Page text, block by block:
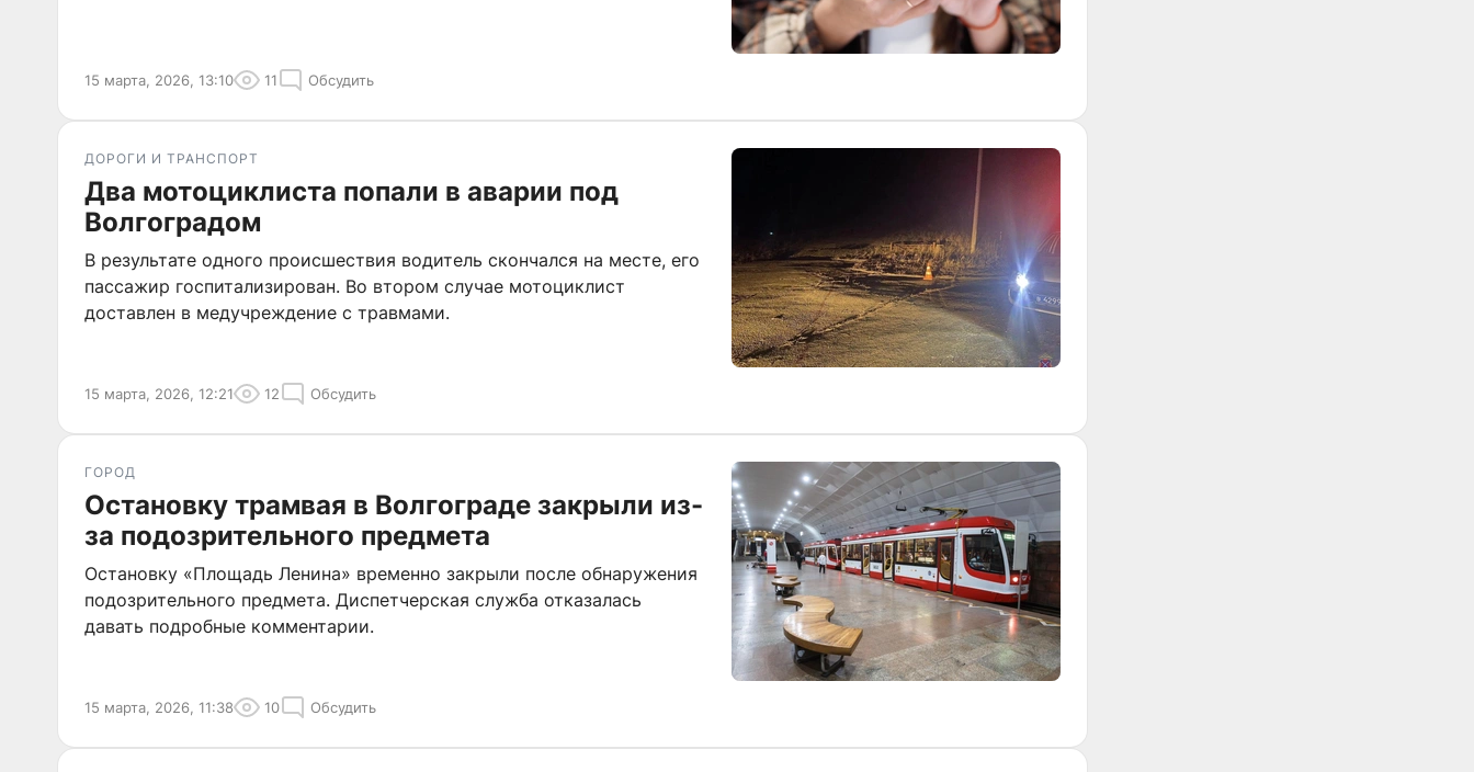
15 марта, 2026, 13:10 11 Обсудить
ДОРОГИ И ТРАНСПОРТ
Два мотоциклиста попали в аварии под
Волгоградом
В результате одного происшествия водитель скончался на месте, его
пассажир госпитализирован. Во втором случае мотоциклист
доставлен в медучреждение с травмами.
15 марта, 2026, 12:21 12 Обсудить
ГОРОД
Остановку трамвая в Волгограде закрыли из-
за подозрительного предмета
Остановку «Площадь Ленина» временно закрыли после обнаружения
подозрительного предмета. Диспетчерская служба отказалась
давать подробные комментарии.
15 марта, 2026, 11:38 10 Обсудить